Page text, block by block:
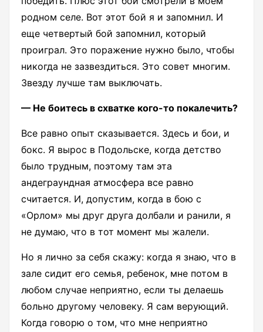
родном селе. Вот этот бой я и запомнил. И
еще четвертый бой запомнил, который
проиграл. Это поражение нужно было, чтобы
никогда не зазвездиться. Это совет многим.
Звезду лучше там выключать.
— Не боитесь в схватке кого-то покалечить?
Все равно опыт сказывается. Здесь и бои, и
бокс. Я вырос в Подольске, когда детство
было трудным, поэтому там эта
андеграундная атмосфера все равно
считается. И, допустим, когда в бою с
«Орлом» мы друг друга долбали и ранили, я
не думаю, что в тот момент мы жалели.
Но я лично за себя скажу: когда я знаю, что в
зале сидит его семья, ребенок, мне потом в
любом случае неприятно, если ты делаешь
больно другому человеку. Я сам верующий.
Когда говорю о том, что мне неприятно